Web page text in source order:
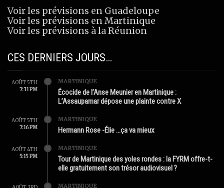
Voir les prévisions en Guadeloupe
Voir les prévisions en Martinique
Voir les prévisions à la Réunion
CES DERNIERS JOURS…
AOÛT 5TH
7:31 PM
MARTINIQUE
Écocide de l’Anse Meunier en Martinique :
L’Assaupamar dépose une plainte contre X
AOÛT 5TH
7:16 PM
MARTINIQUE
Hermann Rose -Élie …ça va mieux
AOÛT 4TH
5:15 PM
MARTINIQUE
Tour de Martinique des yoles rondes : la FYRM offre-t-
elle gratuitement son trésor audiovisuel ?
MARTINIQUE